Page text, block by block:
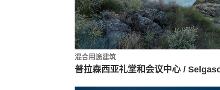
混合用途建筑